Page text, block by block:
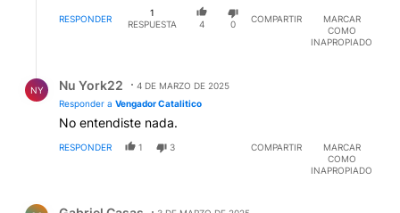
RESPONDER
1
RESPUESTA
4 0
COMPARTIR
MARCAR
COMO
INAPROPIADO
NY Nu York22
4 DE MARZO DE 2025
Responder a Vengador Catalitico
No entendiste nada.
RESPONDER 1 3 COMPARTIR
MARCAR
COMO
INAPROPIADO